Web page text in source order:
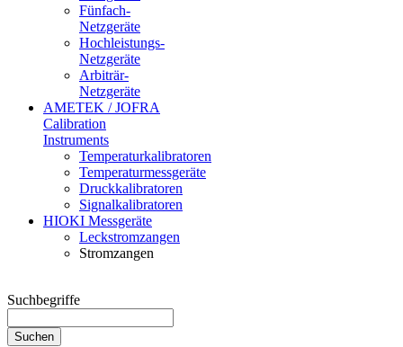
Fünfach-
Netzgeräte
Hochleistungs-
Netzgeräte
Arbiträr-
Netzgeräte
AMETEK / JOFRA
Calibration
Instruments
Temperaturkalibratoren
Temperaturmessgeräte
Druckkalibratoren
Signalkalibratoren
HIOKI Messgeräte
Leckstromzangen
Stromzangen
Suchbegriffe